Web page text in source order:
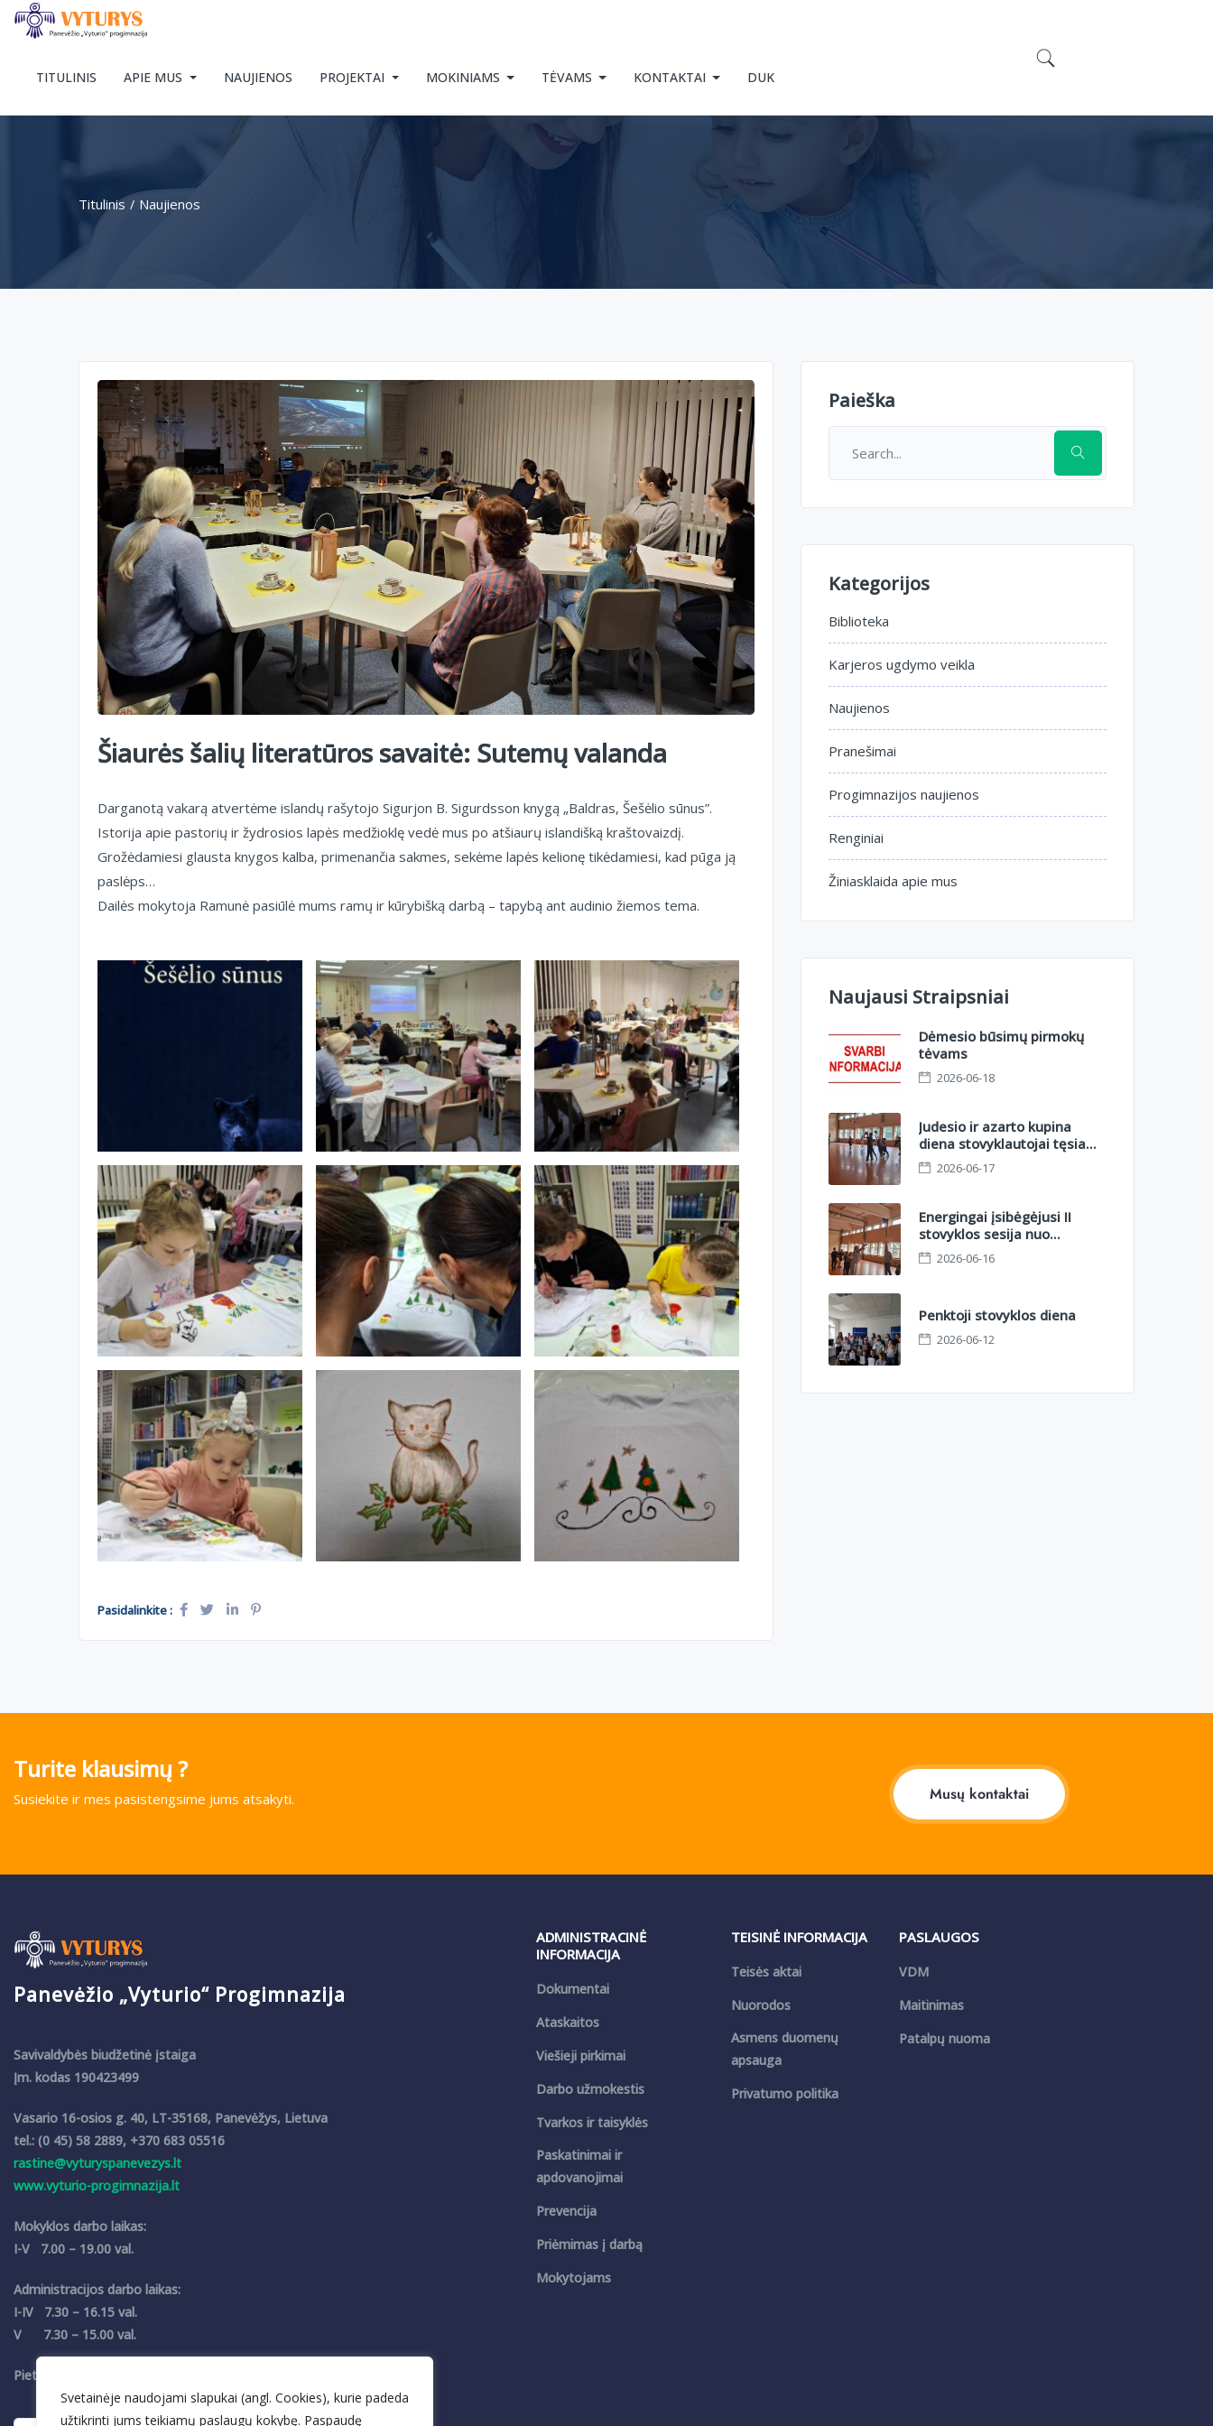
Svetainėje naudojami slapukai (angl. Cookies), kurie padeda
užtikrinti jums teikiamų paslaugų kokybę. Paspaudę
TITULINIS APIE MUS NAUJIENOS PROJEKTAI MOKINIAMS TĖVAMS KONTAKTAI DUK
Titulinis Naujienos
Šiaurės šalių literatūros savaitė: Sutemų valanda
Darganotą vakarą atvertėme islandų rašytojo Sigurjon B. Sigurdsson knygą „Baldras, Šešėlio sūnus”.
Istorija apie pastorių ir žydrosios lapės medžioklę vedė mus po atšiaurų islandišką kraštovaizdį.
Grožėdamiesi glausta knygos kalba, primenančia sakmes, sekėme lapės kelionę tikėdamiesi, kad pūga ją
paslėps…
Dailės mokytoja Ramunė pasiūlė mums ramų ir kūrybišką darbą – tapybą ant audinio žiemos tema.
Pasidalinkite :
Paieška
Kategorijos
Biblioteka
Karjeros ugdymo veikla
Naujienos
Pranešimai
Progimnazijos naujienos
Renginiai
Žiniasklaida apie mus
Naujausi Straipsniai
Dėmesio būsimų pirmokų
tėvams
2026-06-18
Judesio ir azarto kupina
diena stovyklautojai tęsia
nuotykius II sesijoje.
2026-06-17
Energingai įsibėgėjusi II
stovyklos sesija nuo
azartinio orientacinio iki
sportinių kovų aikštelėje
2026-06-16
Penktoji stovyklos diena
2026-06-12
Turite klausimų ?
Susiekite ir mes pasistengsime jums atsakyti. Musų kontaktai
Panevėžio „Vyturio“ Progimnazija
Savivaldybės biudžetinė įstaiga
Įm. kodas 190423499
Vasario 16-osios g. 40, LT-35168, Panevėžys, Lietuva
tel.: (0 45) 58 2889, +370 683 05516
rastine@vyturyspanevezys.lt
www.vyturio-progimnazija.lt
Mokyklos darbo laikas:
I-V 7.00 – 19.00 val.
Administracijos darbo laikas:
I-IV 7.30 – 16.15 val.
V 7.30 – 15.00 val.
Pietų pertrauka 12.00 – 12.30 val.
ADMINISTRACINĖ
INFORMACIJA
Dokumentai
Ataskaitos
Viešieji pirkimai
Darbo užmokestis
Tvarkos ir taisyklės
Paskatinimai ir
apdovanojimai
Prevencija
Priėmimas į darbą
Mokytojams
TEISINĖ INFORMACIJA
Teisės aktai
Nuorodos
Asmens duomenų
apsauga
Privatumo politika
PASLAUGOS
VDM
Maitinimas
Patalpų nuoma